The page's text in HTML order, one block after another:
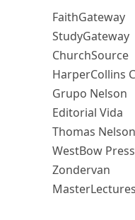
FaithGateway
StudyGateway
ChurchSource
HarperCollins
Grupo Nelson
Editorial Vida
Thomas Nelson
WestBow Press
Zondervan
MasterLectures